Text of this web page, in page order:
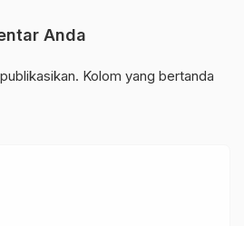
Anda
Kolom yang bertanda